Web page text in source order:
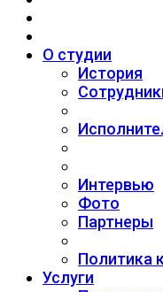
О студии
История
Интервью
Фото
Партнеры
Политика
Услуги